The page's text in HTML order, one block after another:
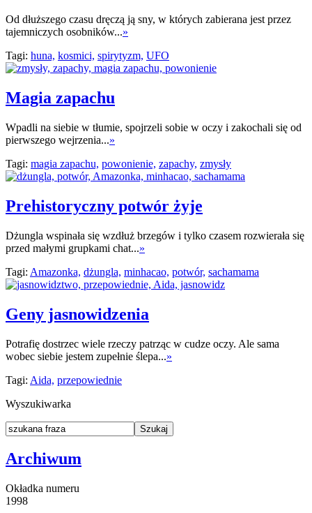
Od dłuższego czasu dręczą ją sny, w których zabierana jest przez
tajemniczych osobników...»
Tagi: huna, kosmici, spirytyzm, UFO
Magia zapachu
Wpadli na siebie w tłumie, spojrzeli sobie w oczy i zakochali się od
pierwszego wejrzenia...»
Tagi: magia zapachu, powonienie, zapachy, zmysły
Prehistoryczny potwór żyje
Dżungla wspinała się wzdłuż brzegów i tylko czasem rozwierała się
przed małymi grupkami chat...»
Tagi: Amazonka, dżungla, minhacao, potwór, sachamama
Geny jasnowidzenia
Potrafię dostrzec wiele rzeczy patrząc w cudze oczy. Ale sama
wobec siebie jestem zupełnie ślepa...»
Tagi: Aida, przepowiednie
Wyszukiwarka
Archiwum
Okładka numeru
1998